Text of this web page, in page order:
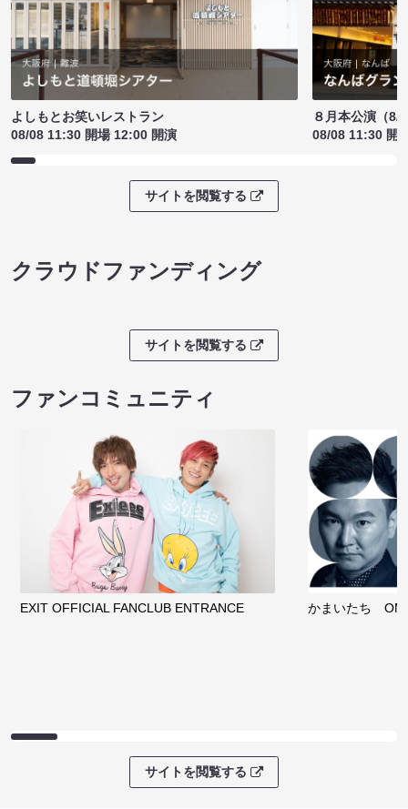
よしもとお笑いレストラン
08/08 11:30 開場 12:00 開演
８月本公演（8/
08/08 11:30 開
サイトを閲覧する
クラウドファンディング
サイトを閲覧する
ファンコミュニティ
EXIT OFFICIAL FANCLUB ENTRANCE かまいたち
サイトを閲覧する